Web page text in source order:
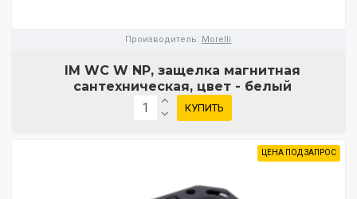
Производитель: Morelli
IM WC W NP, защелка магнитная
сантехническая, цвет - белый
КУПИТЬ
ЦЕНА ПОД ЗАПРОС